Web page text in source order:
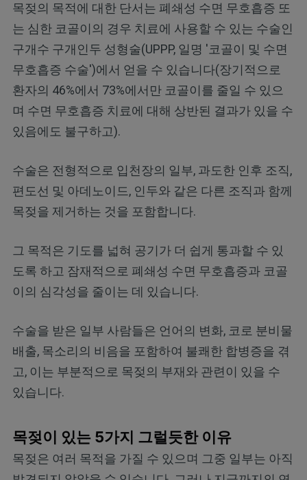
목젖의 목적에 대한 단서는 폐쇄성 수면 무호흡증 또
는 심한 코골이의 경우 치료에 사용할 수 있는 수술인
구개수 구개인두 성형술(UPPP, 일명 '코골이 및 수면
무호흡증 수술')에서 얻을 수 있습니다(장기적으로
환자의 46%에서 73%에서만 코골이를 줄일 수 있으
며 수면 무호흡증 치료에 대해 상반된 결과가 있을 수
있음에도 불구하고).
수술은 전형적으로 입천장의 일부, 과도한 인후 조직,
편도선 및 아데노이드, 인두와 같은 다른 조직과 함께
목젖을 제거하는 것을 포함합니다.
그 목적은 기도를 넓혀 공기가 더 쉽게 통과할 수 있
도록 하고 잠재적으로 폐쇄성 수면 무호흡증과 코골
이의 심각성을 줄이는 데 있습니다.
수술을 받은 일부 사람들은 언어의 변화, 코로 분비물
배출, 목소리의 비음을 포함하여 불쾌한 합병증을 겪
고, 이는 부분적으로 목젖의 부재와 관련이 있을 수
있습니다.
목젖이 있는 5가지 그럴듯한 이유
목젖은 여러 목적을 가질 수 있으며 그중 일부는 아직